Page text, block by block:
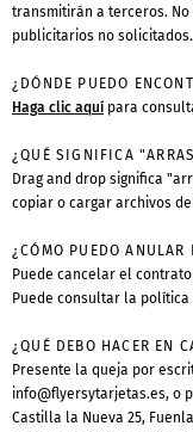
transmitirán a terceros.
publicitarios no solicitados.
¿DÓNDE PUEDO
Haga clic aquí para
¿QUÉ SIGNIFICA
Drag and drop significa
copiar o cargar archivos
¿CÓMO PUEDO ANULAR
Puede cancelar el
Puede consultar la
¿QUÉ DEBO HACER EN
Presente la queja por
info@flyersytarjetas.es, o
Castilla la Nueva 25,